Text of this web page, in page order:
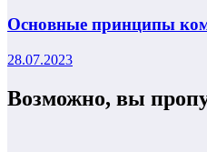
Основные принципы
28.07.2023
Возможно, вы